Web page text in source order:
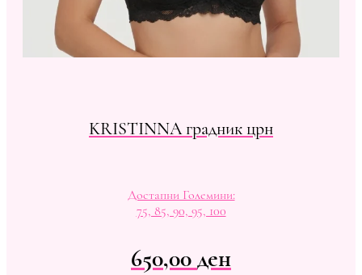
KRISTINNA градник црн
Достапни Големини:
75, 85, 90, 95, 100
650,00ден